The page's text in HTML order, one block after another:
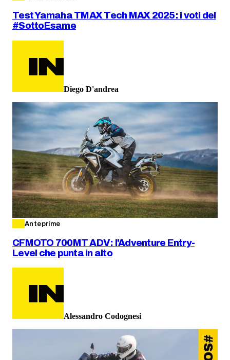
Test Yamaha TMAX Tech MAX 2025: i voti del
#SottoEsame
Diego D'andrea
Anteprime
CFMOTO 700MT ADV: l'Adventure Entry-
Level che punta in alto
Alessandro Codognesi